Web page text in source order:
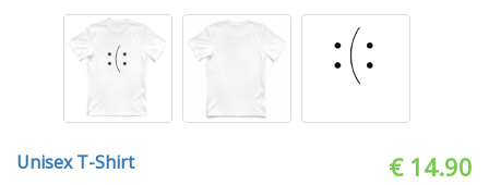
Unisex T-Shirt € 14.90